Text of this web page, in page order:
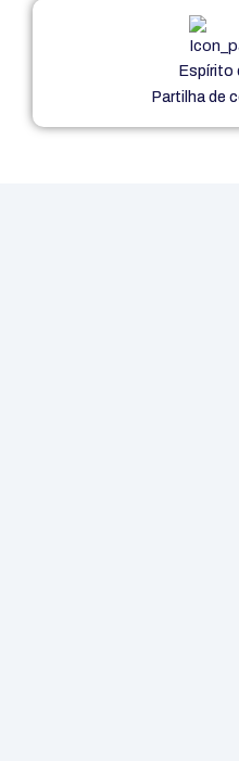
Espírito
Partilha de